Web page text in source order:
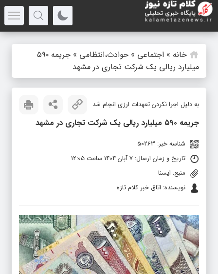
خانه » اجتماعی » حوادث،انتظامی »
جریمه ۵۹۰
میلیارد ریالی یک شرکت تجاری در مشهد
به دلیل اجرا نکردن تعهدات ارزی انجام شد
جریمه ۵۹۰ میلیارد ریالی یک شرکت تجاری در مشهد
شناسه خبر: 50263
تاریخ و زمان ارسال: 7 آبان 1404 ساعت 12:05
منبع: ایسنا
نویسنده: اتاق خبر کلام تازه